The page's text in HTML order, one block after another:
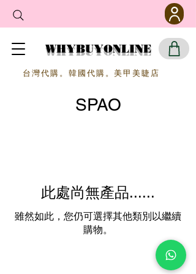
WHYBUYONLINE
​台灣代購。韓國代購。美甲美睫店
SPAO
此處尚無產品......
雖然如此，您仍可選擇其他類別以繼續
購物。